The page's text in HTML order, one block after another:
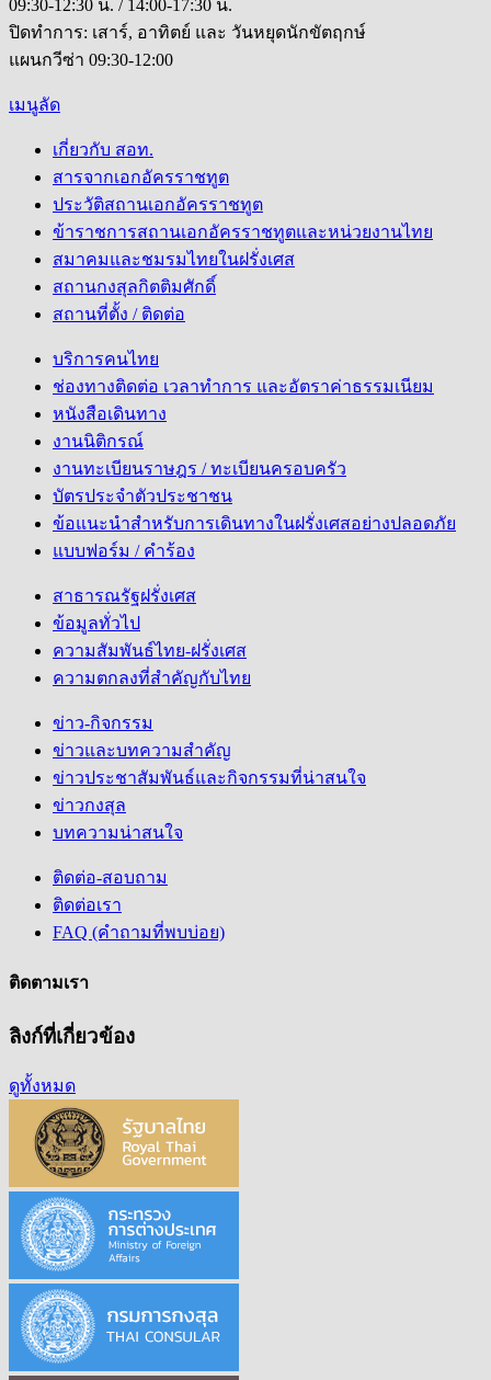
09:30-12:30 น. / 14:00-17:30 น.
ปิดทำการ: เสาร์, อาทิตย์ และ วันหยุดนักขัตฤกษ์
แผนกวีซ่า 09:30-12:00
เมนูลัด
เกี่ยวกับ สอท.
สารจากเอกอัครราชทูต
ประวัติสถานเอกอัครราชทูต
ข้าราชการสถานเอกอัครราชทูตและหน่วยงานไทย
สมาคมและชมรมไทยในฝรั่งเศส
สถานกงสุลกิตติมศักดิ์
สถานที่ตั้ง / ติดต่อ
บริการคนไทย
ช่องทางติดต่อ เวลาทำการ และอัตราค่าธรรมเนียม
หนังสือเดินทาง
งานนิติกรณ์
งานทะเบียนราษฎร / ทะเบียนครอบครัว
บัตรประจำตัวประชาชน
ข้อแนะนำสำหรับการเดินทางในฝรั่งเศสอย่างปลอดภัย
แบบฟอร์ม / คำร้อง
สาธารณรัฐฝรั่งเศส
ข้อมูลทั่วไป
ความสัมพันธ์ไทย-ฝรั่งเศส
ความตกลงที่สำคัญกับไทย
ข่าว-กิจกรรม
ข่าวและบทความสำคัญ
ข่าวประชาสัมพันธ์และกิจกรรมที่น่าสนใจ
ข่าวกงสุล
บทความน่าสนใจ
ติดต่อ-สอบถาม
ติดต่อเรา
FAQ (คำถามที่พบบ่อย)
ติดตามเรา
ลิงก์ที่เกี่ยวข้อง
ดูทั้งหมด